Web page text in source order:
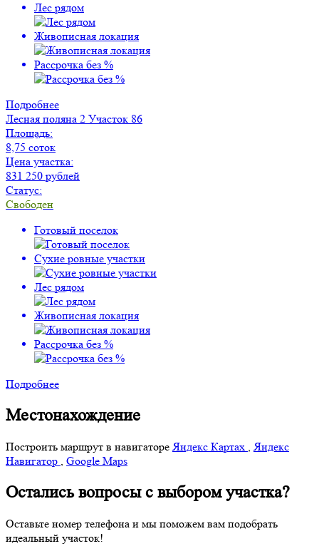
Лес рядом
Живописная локация
Рассрочка без %
Подробнее
Лесная поляна 2 Участок 86
Площадь:
8,75 соток
Цена участка:
831 250 рублей
Статус:
Свободен
Готовый поселок
Сухие ровные участки
Лес рядом
Живописная локация
Рассрочка без %
Подробнее
Местонахождение
Построить маршрут в навигатореЯндекс Картах ,Яндекс
Навигатор , Google Maps
Остались вопросы с выбором участка?
Оставьте номер телефона и мы поможем вам подобрать
идеальный участок!